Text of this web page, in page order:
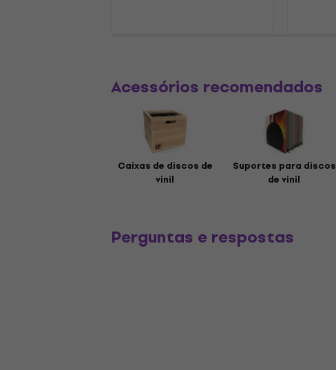
Acessórios recomendados
Caixas de discos de
vinil
Suportes para discos
de vinil
Perguntas e respostas